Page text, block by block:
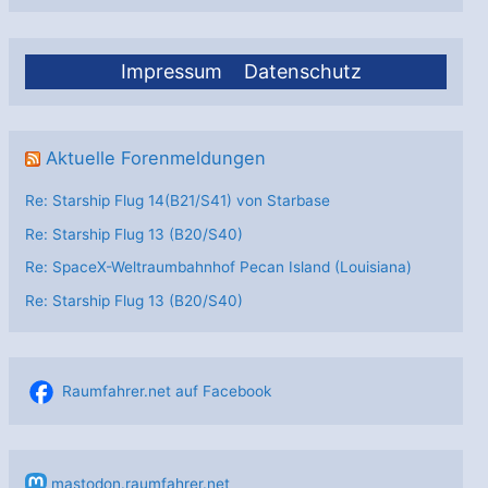
Impressum Datenschutz
Aktuelle Forenmeldungen
Re: Starship Flug 14(B21/S41) von Starbase
Re: Starship Flug 13 (B20/S40)
Re: SpaceX-Weltraumbahnhof Pecan Island (Louisiana)
Re: Starship Flug 13 (B20/S40)
Raumfahrer.net auf Facebook
mastodon.raumfahrer.net